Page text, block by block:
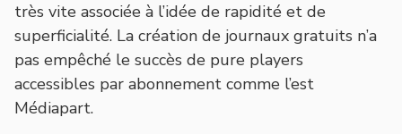
très vite associée à l’idée de rapidité et de
superficialité. La création de journaux gratuits n’a
pas empêché le succès de pure players
accessibles par abonnement comme l’est
Médiapart.